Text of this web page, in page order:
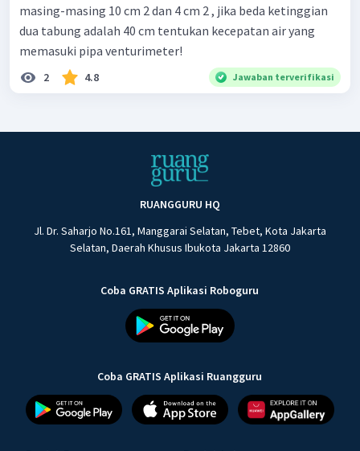
masing-masing 10 cm 2 dan 4 cm 2 , jika beda ketinggian
dua tabung adalah 40 cm tentukan kecepatan air yang
memasuki pipa venturimeter!
2 4.8 Jawaban terverifikasi
RUANGGURU HQ
Jl. Dr. Saharjo No.161, Manggarai Selatan, Tebet, Kota Jakarta
Selatan, Daerah Khusus Ibukota Jakarta 12860
Coba GRATIS Aplikasi Roboguru
Coba GRATIS Aplikasi Ruangguru